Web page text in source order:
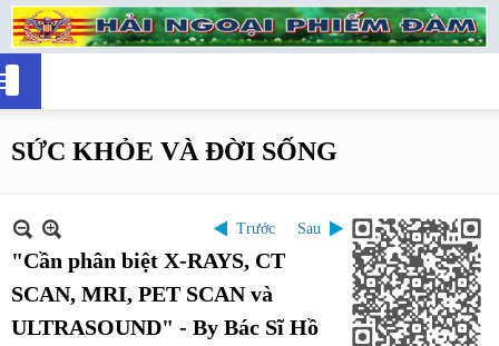
SỨC KHỎE VÀ ĐỜI SỐNG
Trước Sau
"Cần phân biệt X-RAYS, CT
SCAN, MRI, PET SCAN và
ULTRASOUND" - By Bác Sĩ Hồ